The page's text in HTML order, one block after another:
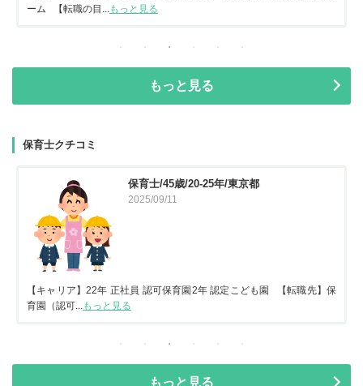
ーム 【転職の目...
もっと見る
もっと見る
保育士クチコミ
保育士/45歳/20-25年/東京都
2025/09/11
【キャリア】22年 正社員 認可保育園2年 認定こども園 【転職先】保
育園（認可...
もっと見る
もっと見る